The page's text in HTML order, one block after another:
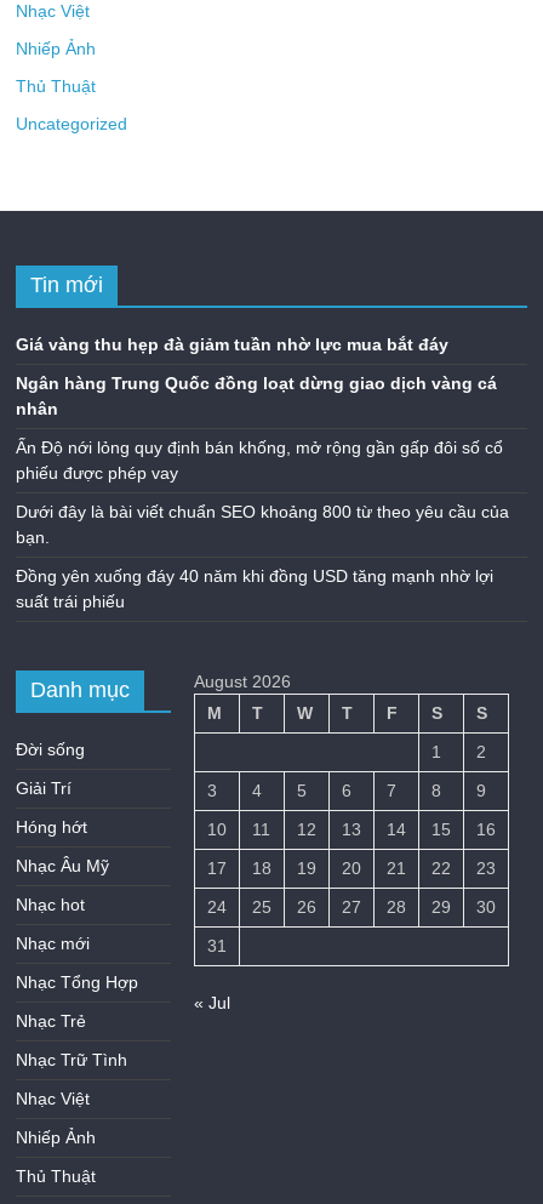
Nhạc Việt
Nhiếp Ảnh
Thủ Thuật
Uncategorized
Tin mới
Giá vàng thu hẹp đà giảm tuần nhờ lực mua bắt đáy
Ngân hàng Trung Quốc đồng loạt dừng giao dịch vàng cá
nhân
Ấn Độ nới lỏng quy định bán khống, mở rộng gần gấp đôi số cổ
phiếu được phép vay
Dưới đây là bài viết chuẩn SEO khoảng 800 từ theo yêu cầu của
bạn.
Đồng yên xuống đáy 40 năm khi đồng USD tăng mạnh nhờ lợi
suất trái phiếu
Danh mục
Đời sống
Giải Trí
Hóng hớt
Nhạc Âu Mỹ
Nhạc hot
Nhạc mới
Nhạc Tổng Hợp
Nhạc Trẻ
Nhạc Trữ Tình
Nhạc Việt
Nhiếp Ảnh
Thủ Thuật
August 2026
M
T W T F S
S
1
2
3
4 5 6 7 8
9
10
11 12 13 14 15
16
17
18 19 20 21 22
23
24
25 26 27 28 29
30
31
« Jul